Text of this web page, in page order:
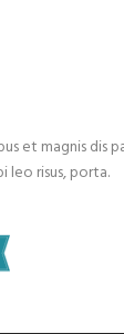
et magnis dis
leo risus, porta.